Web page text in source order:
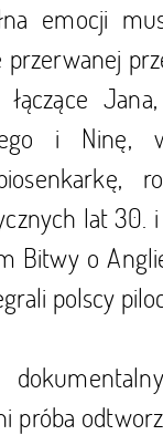
emocji
przerwanej
i Ninę,
lat 30.
Bitwy o
polscy
próba